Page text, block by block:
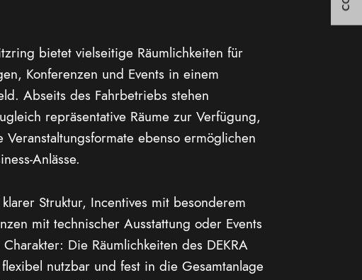
bietet vielseitige Räumlichkeiten für
Konferenzen und Events in einem
Abseits des Fahrbetriebs stehen
repräsentative Räume zur Verfügung,
ebenso ermöglichen
Anlässe.
Struktur, Incentives mit besonderem
mit technischer Ausstattung oder Events
Die Räumlichkeiten des DEKRA
nutzbar und fest in die Gesamtanlage